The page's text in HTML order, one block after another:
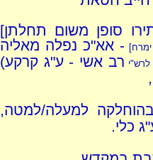
סופן משום תחלתן]
- אא"כ נפלה מאליה
לרש"י רב אשי - ע"ג קרקע)
למעלה/למטה,
כלי.